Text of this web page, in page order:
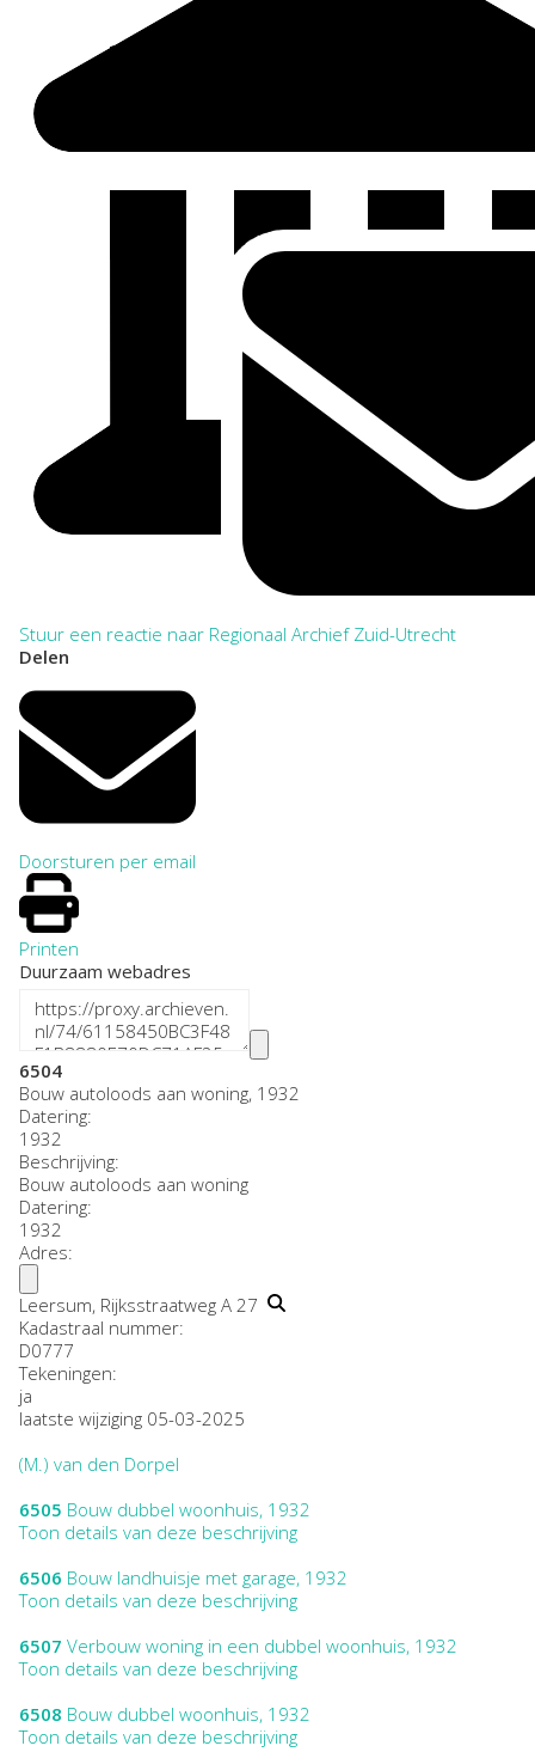
Stuur een reactie naar Regionaal Archief Zuid-Utrecht
Delen
Doorsturen per email
Printen
Duurzaam webadres
6504
Bouw autoloods aan woning, 1932
Datering:
1932
Beschrijving:
Bouw autoloods aan woning
Datering:
1932
Adres:
Leersum, Rijksstraatweg A 27
Kadastraal nummer:
D0777
Tekeningen:
ja
laatste wijziging 05-03-2025
(M.) van den Dorpel
6505 Bouw dubbel woonhuis, 1932
Toon details van deze beschrijving
6506 Bouw landhuisje met garage, 1932
Toon details van deze beschrijving
6507 Verbouw woning in een dubbel woonhuis, 1932
Toon details van deze beschrijving
6508 Bouw dubbel woonhuis, 1932
Toon details van deze beschrijving